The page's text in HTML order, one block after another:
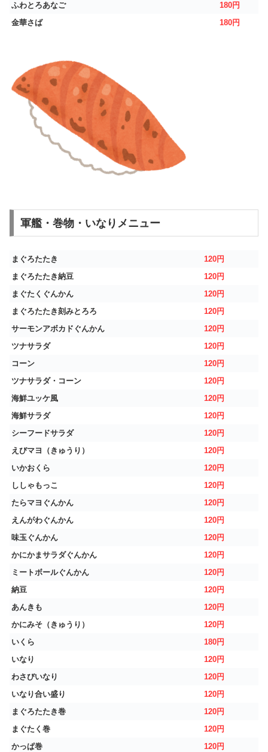
ふわとろあなご
180円
金華さば
180円
軍艦・巻物・いなりメニュー
まぐろたたき
120円
まぐろたたき納豆
120円
まぐたくぐんかん
120円
まぐろたたき刻みとろろ
120円
サーモンアボカドぐんかん
120円
ツナサラダ
120円
コーン
120円
ツナサラダ・コーン
120円
海鮮ユッケ風
120円
海鮮サラダ
120円
シーフードサラダ
120円
えびマヨ（きゅうり）
120円
いかおくら
120円
ししゃもっこ
120円
たらマヨぐんかん
120円
えんがわぐんかん
120円
味玉ぐんかん
120円
かにかまサラダぐんかん
120円
ミートボールぐんかん
120円
納豆
120円
あんきも
120円
かにみそ（きゅうり）
120円
いくら
180円
いなり
120円
わさびいなり
120円
いなり合い盛り
120円
まぐろたたき巻
120円
まぐたく巻
120円
かっぱ巻
120円